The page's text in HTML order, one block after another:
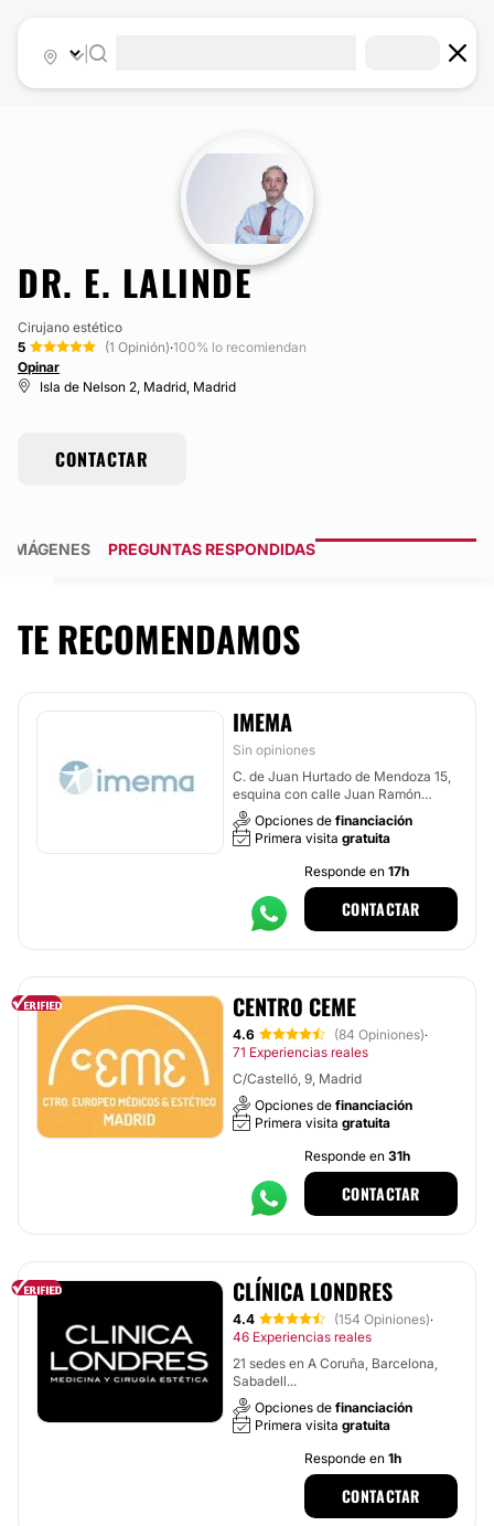
DR. E. LALINDE
Cirujano estético
5
(1 Opinión)·100% lo recomiendan
Opinar
Isla de Nelson 2, Madrid, Madrid
CONTACTAR
IMÁGENES PREGUNTAS RESPONDIDAS
TE RECOMENDAMOS
IMEMA
Sin opiniones
C. de Juan Hurtado de Mendoza 15,
esquina con calle Juan Ramón
Jiménez, Madrid
Opciones de financiación
Primera visita gratuita
Responde en 17h
CONTACTAR
CENTRO CEME
4.6 (84 Opiniones)·
71 Experiencias reales
C/Castelló, 9, Madrid
Opciones de financiación
Primera visita gratuita
Responde en 31h
CONTACTAR
CLÍNICA LONDRES
4.4 (154 Opiniones)·
46 Experiencias reales
21 sedes en A Coruña, Barcelona,
Sabadell...
Opciones de financiación
Primera visita gratuita
Responde en 1h
CONTACTAR